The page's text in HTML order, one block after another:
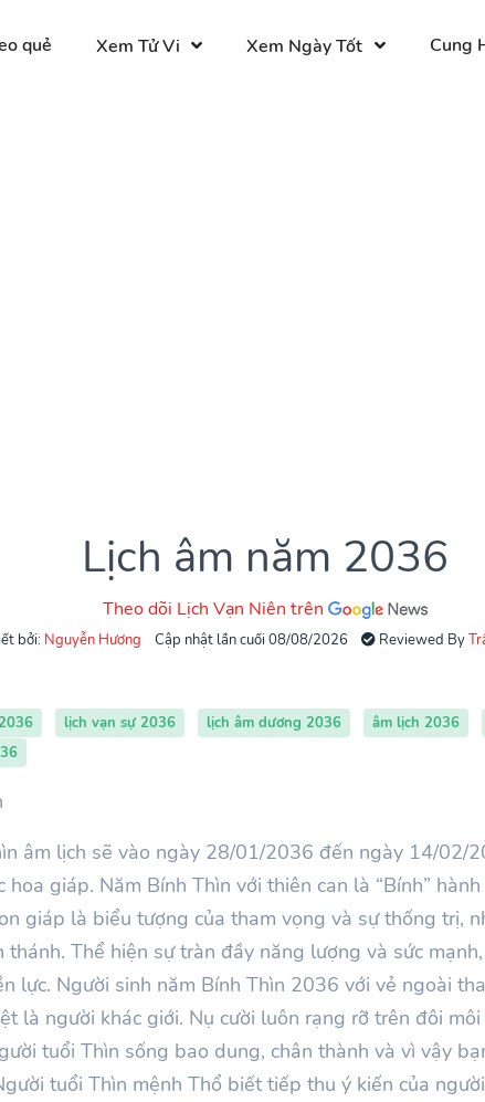
quẻ Xem Tử Vi Xem Ngày Tốt Cung
Lịch âm năm 2036
Theo dõi Lịch Vạn Niên trên
bởi: Nguyễn Hương Cập nhật lần cuối 08/08/2026 Reviewed By
lịch vạn sự 2036 lịch âm dương 2036 âm lịch 2036
âm lịch sẽ vào ngày 28/01/2036 đến ngày 14/02/
hoa giáp. Năm Bính Thìn với thiên can là “Bính” hành
giáp là biểu tượng của tham vọng và sự thống trị,
Thể hiện sự tràn đầy năng lượng và sức
lực. Người sinh năm Bính Thìn 2036 với vẻ ngoài
là người khác giới. Nụ cười luôn rạng rỡ trên đôi
tuổi Thìn sống bao dung, chân thành và vì vậy
tuổi Thìn mệnh Thổ biết tiếp thu ý kiến của